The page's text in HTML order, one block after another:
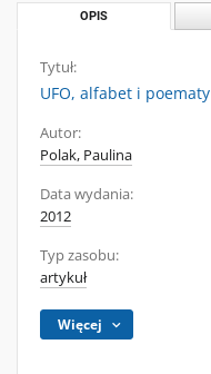
OPIS
Tytuł:
UFO, alfabet i poematy
Autor:
Polak, Paulina
Data wydania:
2012
Typ zasobu:
artykuł
Więcej